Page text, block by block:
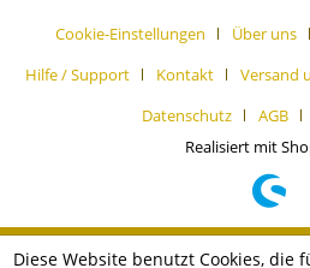
Cookie-Einstellungen Über uns
Hilfe / Support
Kontakt
Versand
Datenschutz
AGB
Realisiert mit
Diese Website benutzt Cookies, die